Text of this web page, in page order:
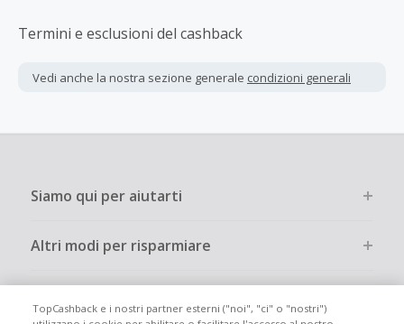
Termini e esclusioni del cashback
Vedi anche la nostra sezione generale condizioni generali
Siamo qui per aiutarti
Altri modi per risparmiare
TopCashback e i nostri partner esterni ("noi", "ci" o "nostri")